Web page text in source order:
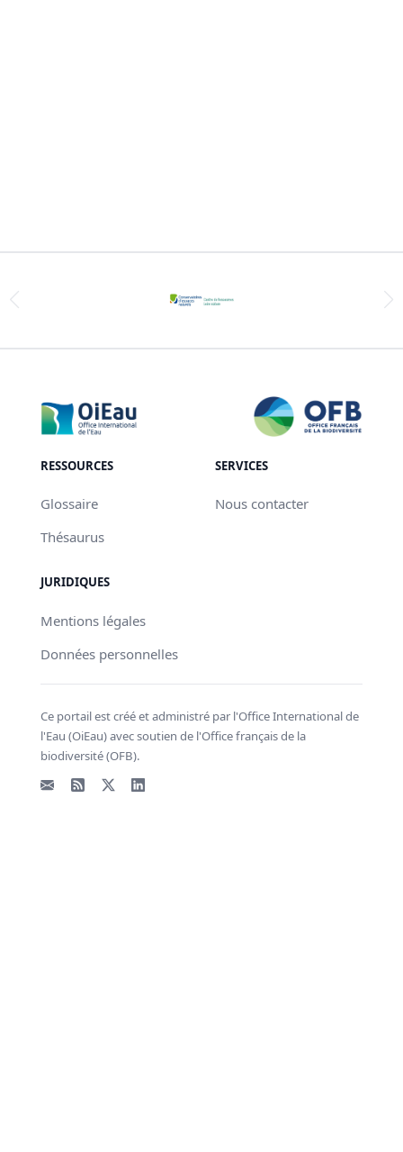
RESSOURCES
Glossaire
Thésaurus
SERVICES
Nous contacter
JURIDIQUES
Mentions légales
Données personnelles
Ce portail est créé et administré par l'Office International de
l'Eau (OiEau) avec soutien de l'Office français de la
biodiversité (OFB).